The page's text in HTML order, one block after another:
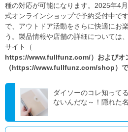
種の対応が可能になります。2025年4
式オンラインショップで予約受付中で
で、アウトドア活動をさらに快適にお
う。製品情報や店舗の詳細については
サイト（
https://www.fullfunz.com/）およびオ
（https://www.fullfunz.com/shop）で
ダイソーのコレ知って
ないんだな～！隠れた